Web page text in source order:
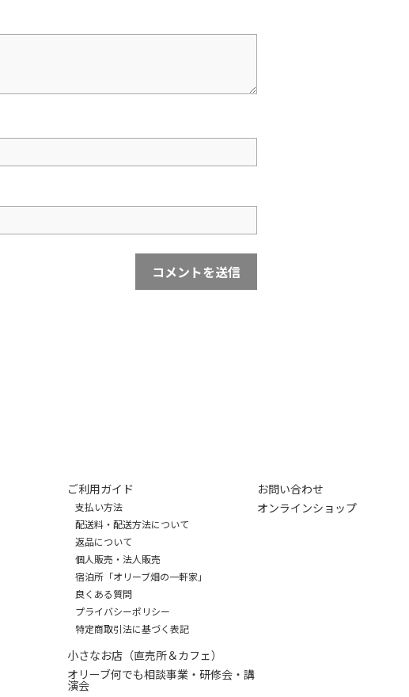
ご利用ガイド
支払い方法
配送料・配送方法について
返品について
個人販売・法人販売
宿泊所「オリーブ畑の一軒家」
良くある質問
プライバシーポリシー
特定商取引法に基づく表記
小さなお店（直売所＆カフェ）
オリーブ何でも相談事業・研修会・講
演会
お問い合わせ
オンラインショップ